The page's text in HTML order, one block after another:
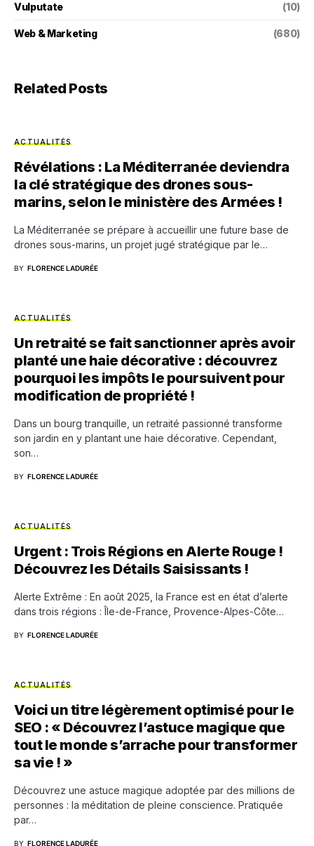
Vulputate (10)
Web & Marketing (680)
Related Posts
ACTUALITÉS
Révélations : La Méditerranée deviendra
la clé stratégique des drones sous-
marins, selon le ministère des Armées !
La Méditerranée se prépare à accueillir une future base de
drones sous-marins, un projet jugé stratégique par le…
BY FLORENCE LADURÉE
ACTUALITÉS
Un retraité se fait sanctionner après avoir
planté une haie décorative : découvrez
pourquoi les impôts le poursuivent pour
modification de propriété !
Dans un bourg tranquille, un retraité passionné transforme
son jardin en y plantant une haie décorative. Cependant,
son…
BY FLORENCE LADURÉE
ACTUALITÉS
Urgent : Trois Régions en Alerte Rouge !
Découvrez les Détails Saisissants !
Alerte Extrême : En août 2025, la France est en état d’alerte
dans trois régions : Île-de-France, Provence-Alpes-Côte…
BY FLORENCE LADURÉE
ACTUALITÉS
Voici un titre légèrement optimisé pour le
SEO : « Découvrez l’astuce magique que
tout le monde s’arrache pour transformer
sa vie ! »
Découvrez une astuce magique adoptée par des millions de
personnes : la méditation de pleine conscience. Pratiquée
par…
BY FLORENCE LADURÉE